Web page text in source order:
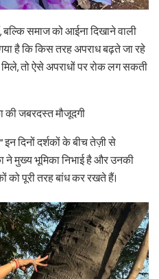
समाज को आईना दिखाने वाली
है कि किस तरह अपराध बढ़ते जा रहे
तो ऐसे अपराधों पर रोक लग सकती
की जबरदस्त मौजूदगी
इन दिनों दर्शकों के बीच तेज़ी से
ने मुख्य भूमिका निभाई है और उनकी
को पूरी तरह बांध कर रखते हैं।